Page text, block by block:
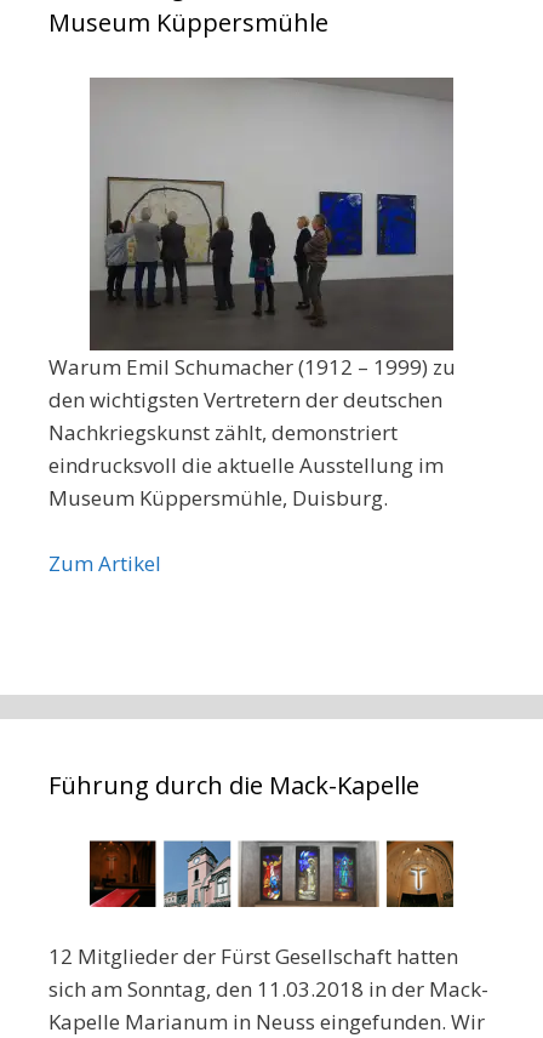
Museum Küppersmühle
Warum Emil Schumacher (1912 – 1999) zu
den wichtigsten Vertretern der deutschen
Nachkriegskunst zählt, demonstriert
eindrucksvoll die aktuelle Ausstellung im
Museum Küppersmühle, Duisburg.
Zum Artikel
Führung durch die Mack-Kapelle
12 Mitglieder der Fürst Gesellschaft hatten
sich am Sonntag, den 11.03.2018 in der Mack-
Kapelle Marianum in Neuss eingefunden. Wir